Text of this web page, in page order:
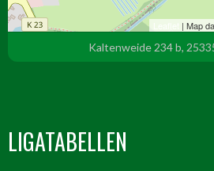
Leaflet | Map
Kaltenweide 234 b,
LIGATABELLEN